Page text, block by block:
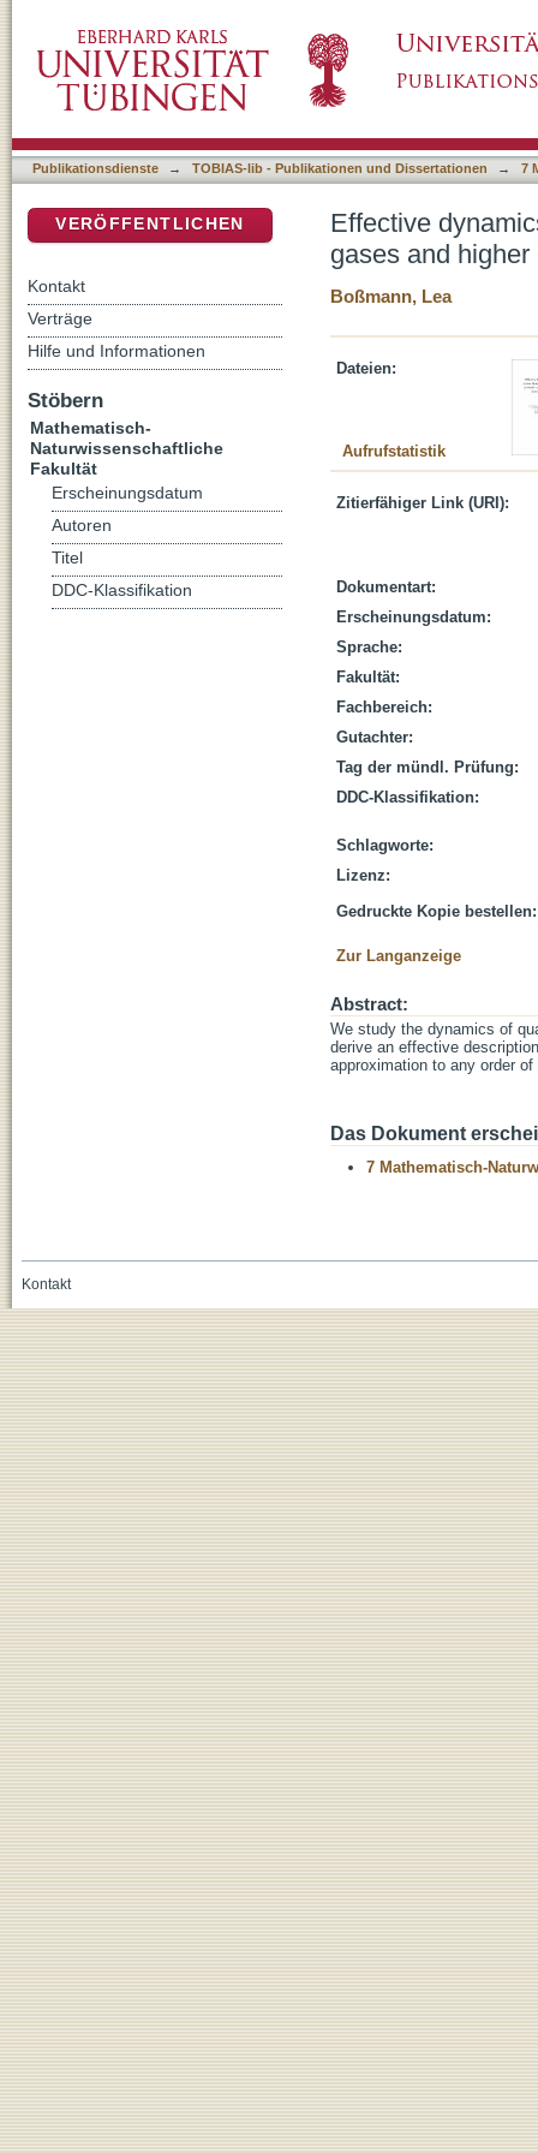
corrections to the mean-field description
Publikationsdienste → TOBIAS-lib - Publikationen und Dissertationen → 7
Effective
gases and
Boßmann, Lea
Dateien:
Aufrufstatistik
Zitierfähiger Link (URI):
Dokumentart:
Erscheinungsdatum:
Sprache:
Fakultät:
Fachbereich:
Gutachter:
Tag der mündl. Prüfung:
DDC-Klassifikation:
Schlagworte:
Lizenz:
Gedruckte Kopie bestellen:
Zur Langanzeige
Abstract:
We study the dynamics of
derive an effective
approximation to any order
Das Dokument
7 Mathematisch-
VERÖFFENTLICHEN
Kontakt
Verträge
Hilfe und Informationen
Stöbern
Mathematisch-
Naturwissenschaftliche
Fakultät
Erscheinungsdatum
Autoren
Titel
DDC-Klassifikation
Kontakt